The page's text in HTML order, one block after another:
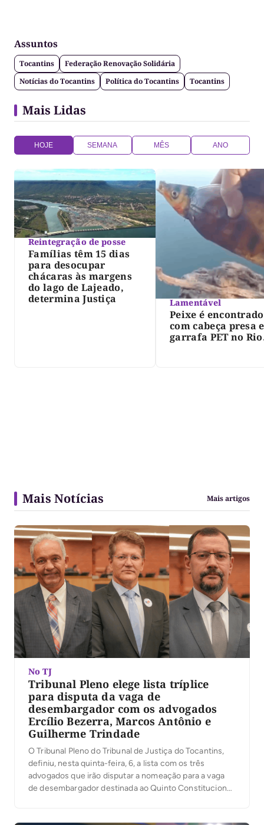
Assuntos
Tocantins
Federação Renovação Solidária
Notícias do Tocantins
Política do Tocantins Tocantins
Mais Lidas
HOJE SEMANA MÊS ANO
Reintegração de posse
Famílias têm 15 dias
para desocupar
chácaras às margens
do lago de Lajeado,
determina Justiça
Lamentável
Peixe é encontrado
com cabeça presa
garrafa PET no Rio
Mais Notícias Mais artigos
No TJ
Tribunal Pleno elege lista tríplice
para disputa da vaga de
desembargador com os advogados
Ercílio Bezerra, Marcos Antônio e
Guilherme Trindade
O Tribunal Pleno do Tribunal de Justiça do Tocantins,
definiu, nesta quinta-feira, 6, a lista com os três
advogados que irão disputar a nomeação para a vaga
de desembargador destinada ao Quinto Constitucional.